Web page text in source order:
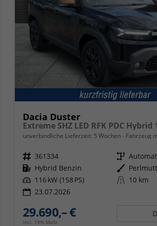
Dacia Duster
Extreme SHZ LED RFK PDC Hybrid
unverbindliche Lieferzeit: 5 Wochen Fahrzeug
Fahrzeugnr. 361334 Getriebe
Kraftstoff Hybrid Benzin Außenfarbe
Leistung 116 kW (158 PS) Kilometerstand 10 km
23.07.2026
29.690,– €
incl. 19% MwSt.